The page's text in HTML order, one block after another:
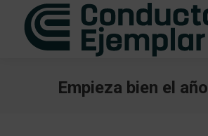
Empieza bien el año